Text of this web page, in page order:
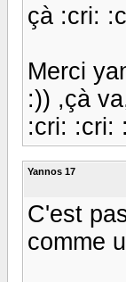
çà :cri:
Merci
:)) ,çà
:cri: :cri:
Yannos 17
C'est
comme